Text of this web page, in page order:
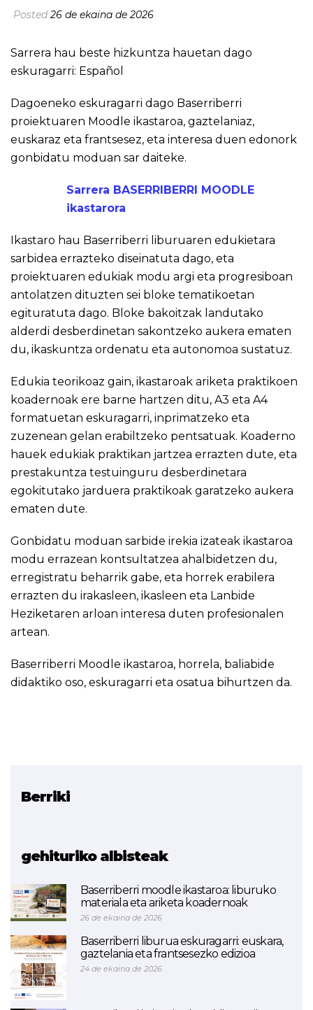
Posted26 de ekaina de 2026
Sarrera hau beste hizkuntza hauetan dago
eskuragarri: Español
Dagoeneko eskuragarri dago Baserriberri
proiektuaren Moodle ikastaroa, gaztelaniaz,
euskaraz eta frantsesez, eta interesa duen edonork
gonbidatu moduan sar daiteke.
Sarrera BASERRIBERRI MOODLE
ikastarora
Ikastaro hau Baserriberri liburuaren edukietara
sarbidea errazteko diseinatuta dago, eta
proiektuaren edukiak modu argi eta progresiboan
antolatzen dituzten sei bloke tematikoetan
egituratuta dago. Bloke bakoitzak landutako
alderdi desberdinetan sakontzeko aukera ematen
du, ikaskuntza ordenatu eta autonomoa sustatuz.
Edukia teorikoaz gain, ikastaroak ariketa praktikoen
koadernoak ere barne hartzen ditu, A3 eta A4
formatuetan eskuragarri, inprimatzeko eta
zuzenean gelan erabiltzeko pentsatuak. Koaderno
hauek edukiak praktikan jartzea errazten dute, eta
prestakuntza testuinguru desberdinetara
egokitutako jarduera praktikoak garatzeko aukera
ematen dute.
Gonbidatu moduan sarbide irekia izateak ikastaroa
modu errazean kontsultatzea ahalbidetzen du,
erregistratu beharrik gabe, eta horrek erabilera
errazten du irakasleen, ikasleen eta Lanbide
Heziketaren arloan interesa duten profesionalen
artean.
Baserriberri Moodle ikastaroa, horrela, baliabide
didaktiko oso, eskuragarri eta osatua bihurtzen da.
Berriki
gehituriko albisteak
Baserriberri moodle ikastaroa: liburuko
materiala eta ariketa koadernoak
26 de ekaina de 2026
Baserriberri liburua eskuragarri: euskara,
gaztelania eta frantsesezko edizioa
24 de ekaina de 2026